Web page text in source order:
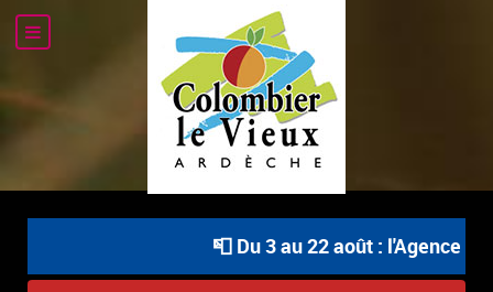
📮 Du 3 au 22 août : l'Agence